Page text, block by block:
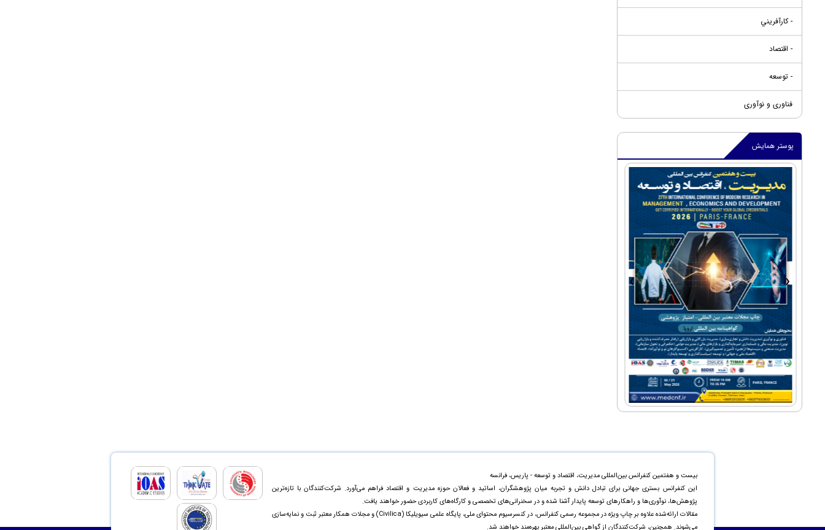
- کارآفريني
- اقتصاد
- توسعه
فناوری و نوآوری
پوستر همایش
› ‹
بیست و هفتمین کنفرانس بین‌المللی مدیریت، اقتصاد و توسعه - پاریس، فرانسه
این کنفرانس بستری جهانی برای تبادل دانش و تجربه میان پژوهشگران، اساتید و فعالان حوزه مدیریت و اقتصاد فراهم می‌آورد. شرکت‌کنندگان با تازه‌ترین
پژوهش‌ها، نوآوری‌ها و راهکارهای توسعه پایدار آشنا شده و در سخنرانی‌های تخصصی و کارگاه‌های کاربردی حضور خواهند یافت.
مقالات ارائه‌شده علاوه بر چاپ ویژه در مجموعه رسمی کنفرانس، در کنسرسیوم محتوای ملی، پایگاه علمی سیویلیکا (Civilica) و مجلات همکار معتبر ثبت و نمایه‌سازی
می‌شوند. همچنین، شرکت‌کنندگان از گواهی بین‌المللی معتبر بهره‌مند خواهند شد.